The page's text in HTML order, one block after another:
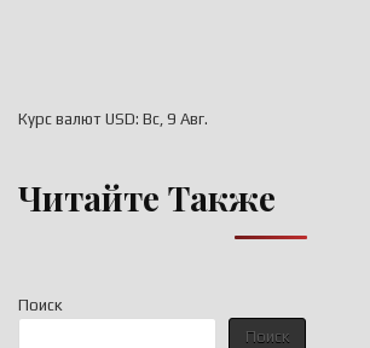
Поиск
Поиск
Курс валют USD: Вс, 9 Авг.
Читайте Также